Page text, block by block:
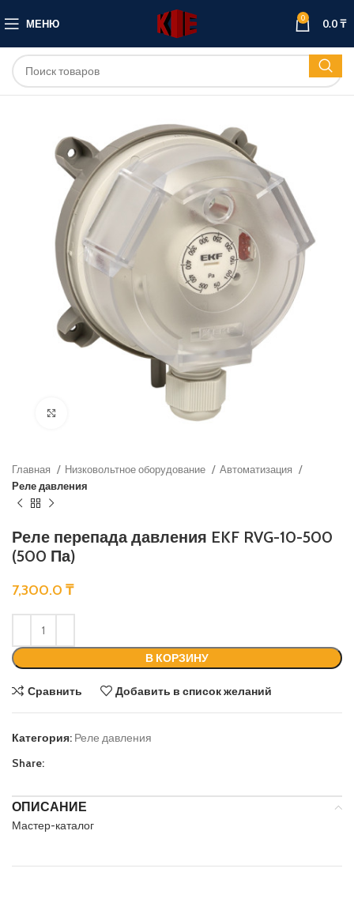
МЕНЮ 0 0.0₸
Нажмите, чтобы увеличить
Главная Низковольтное оборудование
Автоматизация
Реле давления
Реле перепада давления EKF RVG-10-500
(500 Па)
7,300.0 ₸
В КОРЗИНУ
Сравнить Добавить в список желаний
Категория: Реле давления
Share:
ОПИСАНИЕ
Мастер-каталог